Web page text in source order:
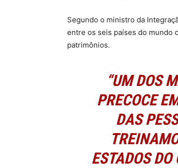
Segundo o ministro da
entre os seis países do mundo
patrimônios.
“UM DOS
PRECOCE
DAS
ESTADOS